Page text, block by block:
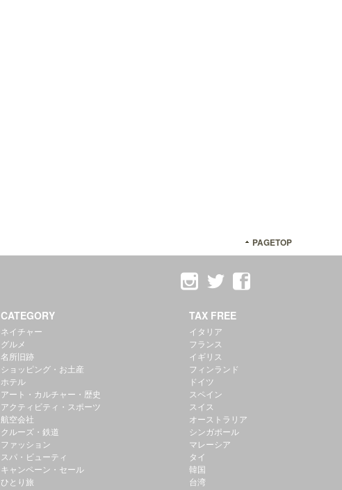
PAGETOP
CATEGORY
ネイチャー
グルメ
名所旧跡
ショッピング・お土産
ホテル
アート・カルチャー・歴史
アクティビティ・スポーツ
航空会社
クルーズ・鉄道
ファッション
スパ・ビューティ
キャンペーン・セール
ひとり旅
TAX FREE
イタリア
フランス
イギリス
フィンランド
ドイツ
スペイン
スイス
オーストラリア
シンガポール
マレーシア
タイ
韓国
台湾